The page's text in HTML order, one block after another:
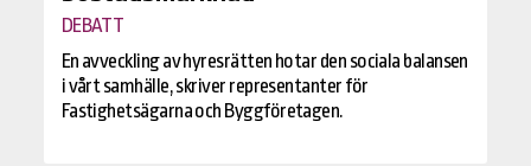
DEBATT
En avveckling av hyresrätten hotar den sociala balansen
i vårt samhälle, skriver representanter för
Fastighetsägarna och Byggföretagen.